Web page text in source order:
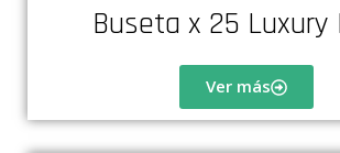
Buseta x 25 Luxury
Ver más